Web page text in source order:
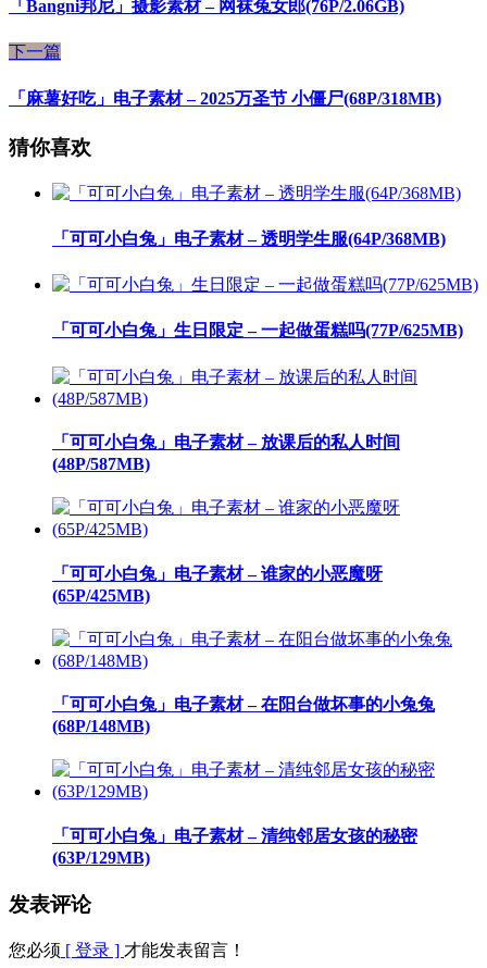
「Bangni邦尼」摄影素材 – 网袜兔女郎(76P/2.06GB)
下一篇
「麻薯好吃」电子素材 – 2025万圣节 小僵尸(68P/318MB)
猜你喜欢
「可可小白兔」电子素材 – 透明学生服(64P/368MB)
「可可小白兔」生日限定 – 一起做蛋糕吗(77P/625MB)
「可可小白兔」电子素材 – 放课后的私人时间
(48P/587MB)
「可可小白兔」电子素材 – 谁家的小恶魔呀
(65P/425MB)
「可可小白兔」电子素材 – 在阳台做坏事的小兔兔
(68P/148MB)
「可可小白兔」电子素材 – 清纯邻居女孩的秘密
(63P/129MB)
发表评论
您必须 [ 登录 ] 才能发表留言！